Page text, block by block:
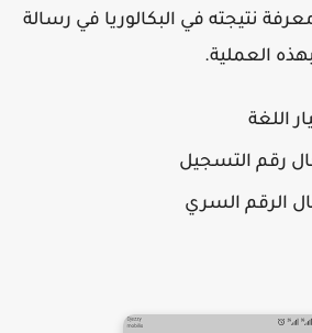
في البكالوريا في رسالة
رقم التسجيل
الرقم السري